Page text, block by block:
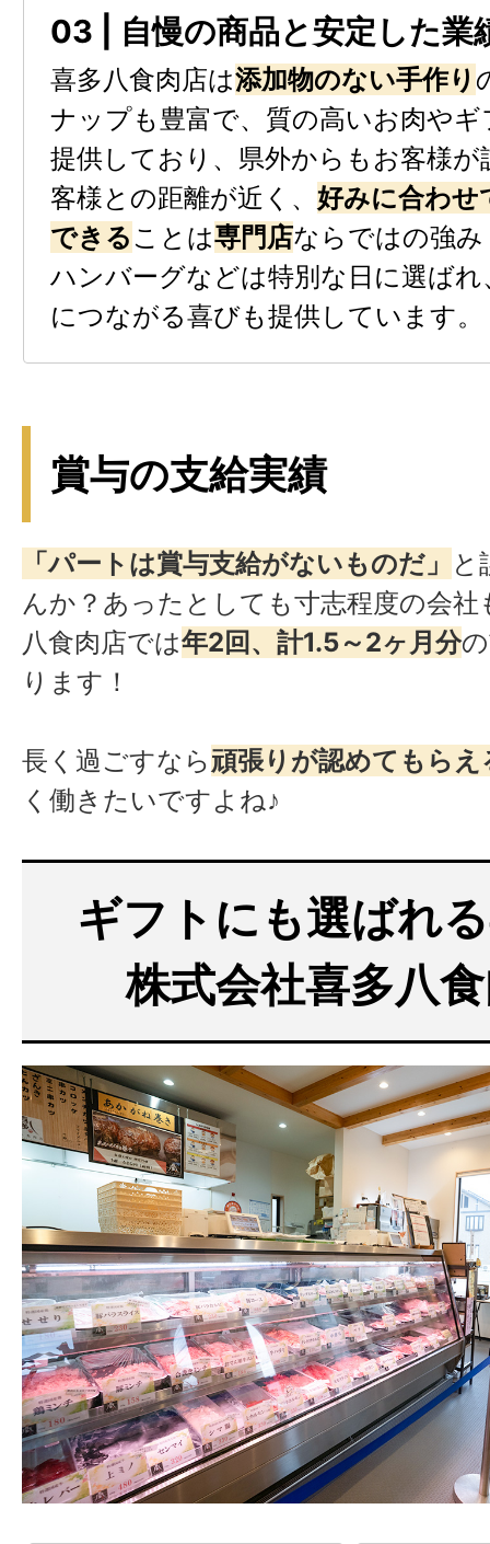
03 | 自慢の商品と安定した業
喜多八食肉店は添加物のない手作り
ナップも豊富で、質の高いお肉やギ
提供しており、県外からもお客様が
客様との距離が近く、 好みに合わせ
できることは専門店ならではの強
ハンバーグなどは特別な日に選ばれ
につながる喜びも提供しています。
賞与の支給実績
「パートは賞与支給がないものだ」 と
んか？あったとしても寸志程度の会社
八食肉店では年2回、計1.5～2ヶ月分
ります！
長く過ごすなら頑張りが認めてもらえ
く働きたいですよね♪
ギフトにも選ばれ
株式会社喜多八